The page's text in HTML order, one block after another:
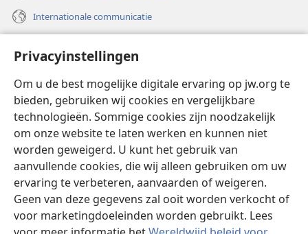
Privacyinstellingen
Om u de best mogelijke digitale ervaring op jw.org te
bieden, gebruiken wij cookies en vergelijkbare
technologieën. Sommige cookies zijn noodzakelijk
om onze website te laten werken en kunnen niet
worden geweigerd. U kunt het gebruik van
aanvullende cookies, die wij alleen gebruiken om uw
ervaring te verbeteren, aanvaarden of weigeren.
Geen van deze gegevens zal ooit worden verkocht of
voor marketingdoeleinden worden gebruikt. Lees
Internationale communicatie
(opent
nieuw
venster)Watchtower ONLINE LIBRARY™
(opent
nieuw
venster)JW Hub
(opent
nieuw
venster)JW Library ®
Watchtower Library